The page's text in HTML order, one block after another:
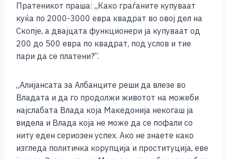
Пратеникот праша: „Како граѓаните купуваат
куќа по 2000-3000 евра квадрат во овој дел на
Скопје, а двајцата функционери ја купуваат од
200 до 500 евра по квадрат, под услов и тие
пари да се платени?“.
„Алијансата за Албанците реши да влезе во
Владата и да го продолжи животот на можеби
најслабата Влада која Македонија некогаш ја
видела и Влада која не може да се пофали со
ниту еден сериозен успех. Ако не знаете како
изгледа политичка корупција и проституција, еве